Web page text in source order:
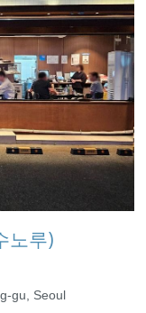
노루)
gu, Seoul